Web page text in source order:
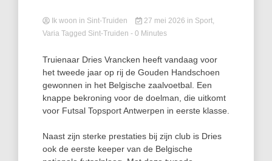
Ik woon in Sint-Truiden 27 mei 2026 in Sport,
Varia Tagged Sint-Truiden - 0 Minutes
Truienaar Dries Vrancken heeft vandaag voor
het tweede jaar op rij de Gouden Handschoen
gewonnen in het Belgische zaalvoetbal. Een
knappe bekroning voor de doelman, die uitkomt
voor Futsal Topsport Antwerpen in eerste klasse.
Naast zijn sterke prestaties bij zijn club is Dries
ook de eerste keeper van de Belgische